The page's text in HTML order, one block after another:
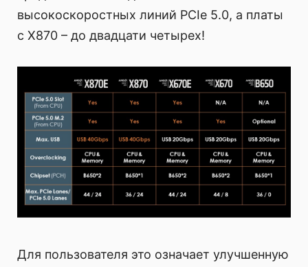
высокоскоростных линий PCIe 5.0, а платы
с X870 – до двадцати четырех!
Для пользователя это означает улучшенную